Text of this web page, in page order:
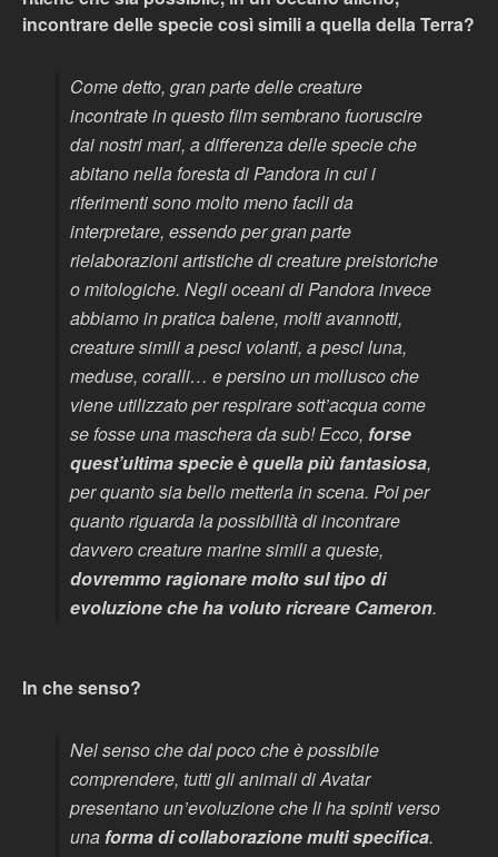
incontrare delle specie così simili a quella della Terra?
Come detto, gran parte delle creature
incontrate in questo film sembrano fuoruscire
dai nostri mari, a differenza delle specie che
abitano nella foresta di Pandora in cui i
riferimenti sono molto meno facili da
interpretare, essendo per gran parte
rielaborazioni artistiche di creature preistoriche
o mitologiche. Negli oceani di Pandora invece
abbiamo in pratica balene, molti avannotti,
creature simili a pesci volanti, a pesci luna,
meduse, coralli… e persino un mollusco che
viene utilizzato per respirare sott’acqua come
se fosse una maschera da sub! Ecco, forse
quest’ultima specie è quella più fantasiosa,
per quanto sia bello metterla in scena. Poi per
quanto riguarda la possibilità di incontrare
davvero creature marine simili a queste,
dovremmo ragionare molto sul tipo di
evoluzione che ha voluto ricreare Cameron.
In che senso?
Nel senso che dal poco che è possibile
comprendere, tutti gli animali di Avatar
presentano un’evoluzione che li ha spinti verso
una forma di collaborazione multi specifica.